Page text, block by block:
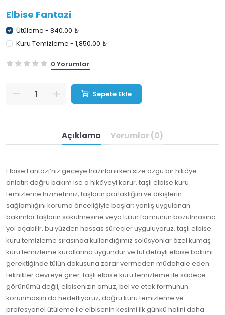
Elbise Fantazi
Ütüleme - 840.00 ₺
Kuru Temizleme - 1,850.00 ₺
0 Yorumlar
Sepete Ekle
Açıklama Yorumlar (0)
Elbise Fantazi’niz geceye hazırlanırken size özgü bir hikâye
anlatır; doğru bakım ise o hikâyeyi korur. taşlı elbise kuru
temizleme hizmetimiz, taşların parlaklığını ve dikişlerin
sağlamlığını koruma önceliğiyle başlar; yanlış uygulanan
bakımlar taşların sökülmesine veya tülün formunun bozulmasına
yol açabilir, bu yüzden hassas süreçler uyguluyoruz. taşlı elbise
kuru temizleme sırasında kullandığımız solüsyonlar özel kumaş
kuru temizleme kurallarına uygundur ve tül detaylı elbise bakımı
gerektiğinde tülün dokusuna zarar vermeden müdahale eden
teknikler devreye girer. taşlı elbise kuru temizleme ile sadece
görünümü değil, elbisenizin omuz, bel ve etek formunun
korunmasını da hedefliyoruz; doğru kuru temizleme ve
profesyonel ütüleme ile elbisenin kesimi ilk günkü halini daha